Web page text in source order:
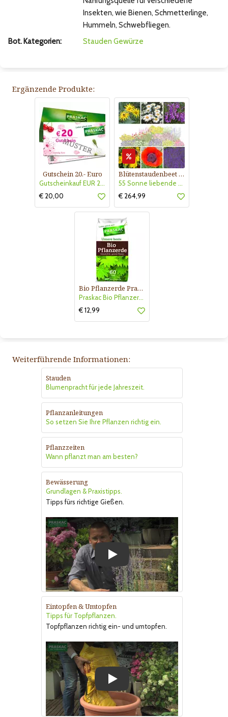
Insekten, wie Bienen, Schmetterlinge,
Hummeln, Schwebfliegen.
Bot. Kategorien:
Stauden Gewürze
Ergänzende Produkte:
Gutschein 20.- Euro
Gutscheinkauf EUR 20.-
€ 20,00
Blütenstaudenbeet Kollektion Nr. 504
55 Sonne liebende Stauden für 6 m² Beet mit Pflanzplan
€ 264,99
Bio Pflanzerde Praskac
Praskac Bio Pflanzerde
€ 12,99
Weiterführende Informationen:
Stauden
Blumenpracht für jede Jahreszeit.
Pflanzanleitungen
So setzen Sie Ihre Pflanzen richtig ein.
Pflanzzeiten
Wann pflanzt man am besten?
Bewässerung
Grundlagen & Praxistipps.
Tipps fürs richtige Gießen.
Eintopfen & Umtopfen
Tipps für Topfpflanzen.
Topfpflanzen richtig ein- und umtopfen.